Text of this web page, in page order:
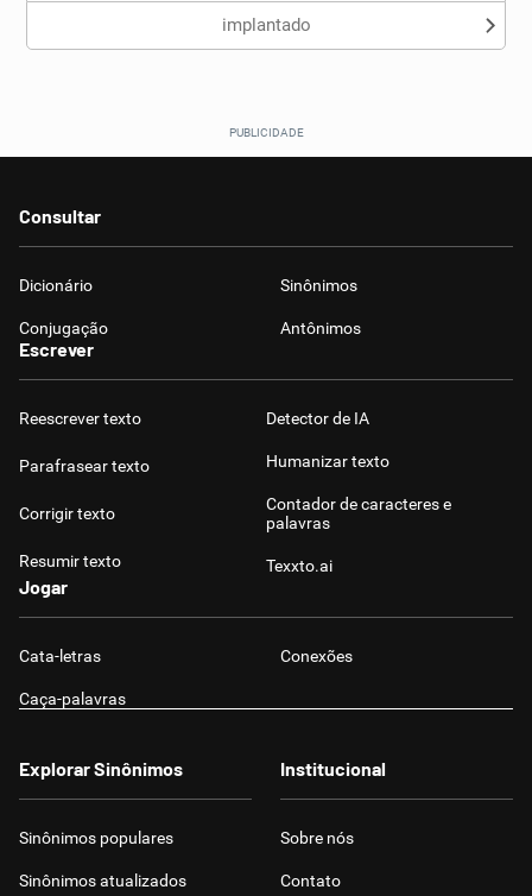
implantado
Consultar
Dicionário Sinônimos
Conjugação Antônimos
Escrever
Reescrever texto
Parafrasear texto
Corrigir texto
Resumir texto
Detector de IA
Humanizar texto
Contador de caracteres e
palavras
Texxto.ai
Jogar
Cata-letras Conexões
Caça-palavras
Explorar Sinônimos
Sinônimos populares
Sinônimos atualizados
Institucional
Sobre nós
Contato